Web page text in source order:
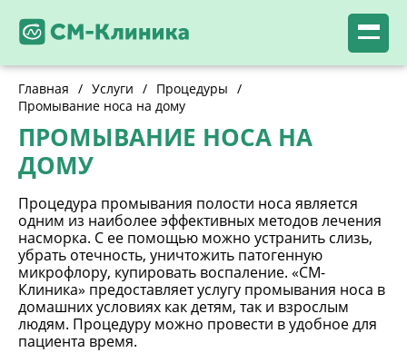
Главная / Услуги / Процедуры /
Промывание носа на дому
ПРОМЫВАНИЕ НОСА НА
ДОМУ
Процедура промывания полости носа является
одним из наиболее эффективных методов лечения
насморка. С ее помощью можно устранить слизь,
убрать отечность, уничтожить патогенную
микрофлору, купировать воспаление. «СМ-
Клиника» предоставляет услугу промывания носа в
домашних условиях как детям, так и взрослым
людям. Процедуру можно провести в удобное для
пациента время.